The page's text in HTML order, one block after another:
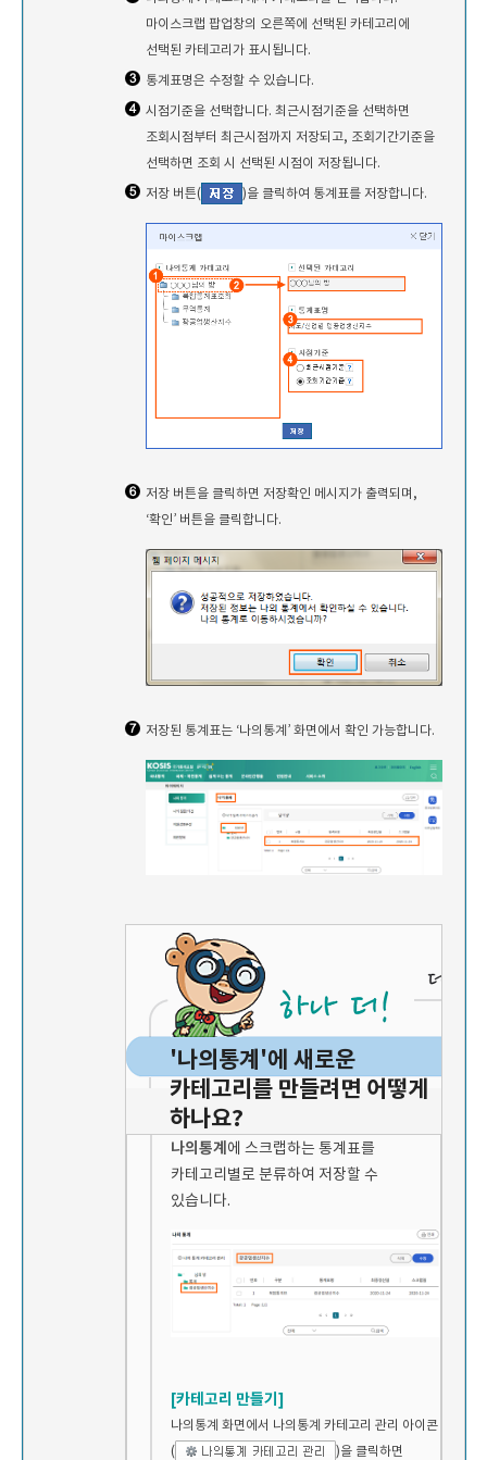
마이스크랩 팝업창의 오른쪽에 선택된 카테고리에
선택된 카테고리가 표시됩니다.
통계표명은 수정할 수 있습니다.
시점기준을 선택합니다. 최근시점기준을 선택하면
조회시점부터 최근시점까지 저장되고, 조회기간기준을
선택하면 조회 시 선택된 시점이 저장됩니다.
저장 버튼(
)을 클릭하여 통계표를 저장합니다.
저장 버튼을 클릭하면 저장확인 메시지가 출력되며,
‘확인’ 버튼을 클릭합니다.
저장된 통계표는 ‘나의통계’ 화면에서 확인 가능합니다.
'나의통계'에 새로운
카테고리를 만들려면 어떻게
하나요?
나의통계 에 스크랩하는 통계표를
카테고리별로 분류하여 저장할 수
있습니다.
[카테고리 만들기]
나의통계 화면에서 나의통계 카테고리 관리 아이콘
(
)을 클릭하면